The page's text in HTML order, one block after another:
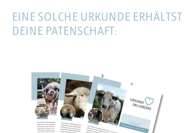
EINE SOLCHE URKUNDE
DEINE PATENSCHAFT: